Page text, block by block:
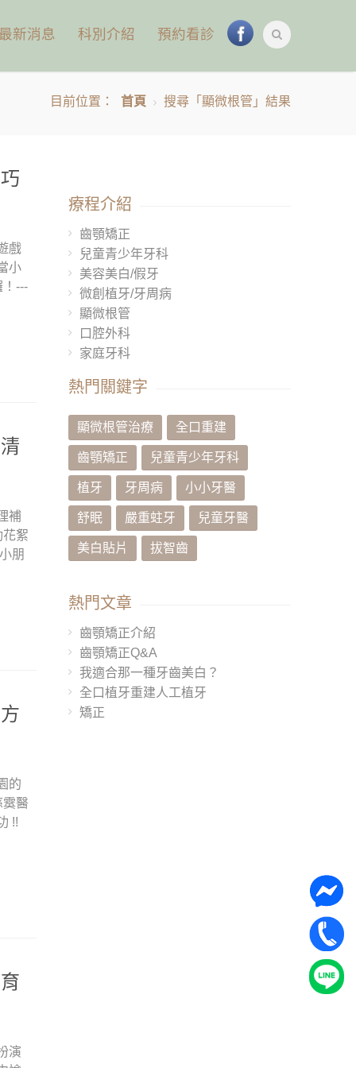
最新消息 科別介紹 預約看診
目前位置： 首頁 搜尋「顯微根管」結果
戲
小
！---
補
花絮
朋
的
醫
!!
演
療程介紹
齒顎矯正
兒童青少年牙科
美容美白/假牙
微創植牙/牙周病
顯微根管
口腔外科
家庭牙科
熱門關鍵字
顯微根管治療 全口重建
齒顎矯正 兒童青少年牙科
植牙 牙周病 小小牙醫
舒眠 嚴重蛀牙 兒童牙醫
美白貼片 拔智齒
熱門文章
齒顎矯正介紹
齒顎矯正Q&A
我適合那一種牙齒美白？
全口植牙重建人工植牙
矯正